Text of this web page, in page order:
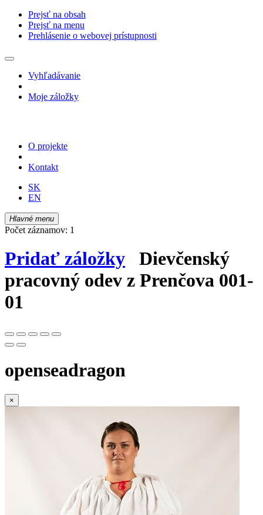
Prejsť na obsah
Prejsť na menu
Prehlásenie o webovej prístupnosti
Vyhľadávanie
Moje záložky
O projekte
Kontakt
SK
EN
Hlavné menu
Počet záznamov: 1
Pridať záložky Dievčenský
pracovný odev z Prenčova 001-
01
openseadragon
×